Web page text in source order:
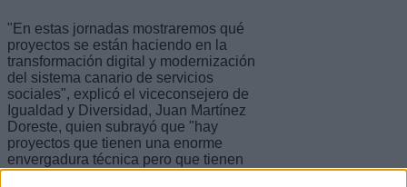
"En estas jornadas mostraremos qué
proyectos se están haciendo en la
transformación digital y modernización
del sistema canario de servicios
sociales", explicó el viceconsejero de
Igualdad y Diversidad, Juan Martínez
Doreste, quien subrayó que "hay
proyectos que tienen una enorme
envergadura técnica pero que tienen
un impacto directo sobre aspectos